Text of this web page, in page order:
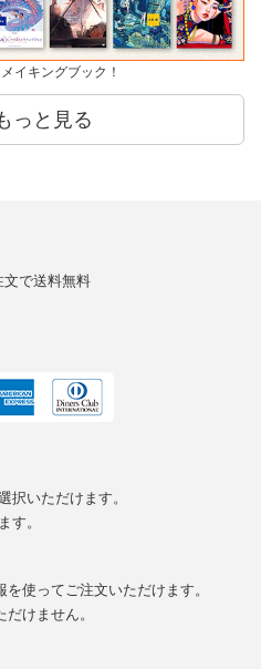
イキングブック！
っと見る
文で送料無料
択いただけます。
す。
使ってご注文いただけます。
けません。